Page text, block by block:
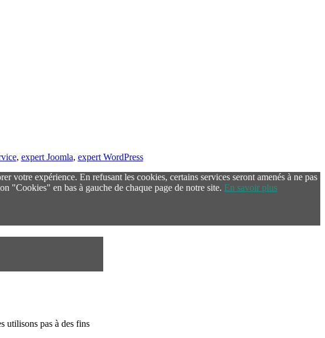
, expert Joomla, expert WordPress
votre expérience. En refusant les cookies, certains services seront amenés à ne pas
"Cookies" en bas à gauche de chaque page de notre site. En savoir plus
utilisons pas à des fins